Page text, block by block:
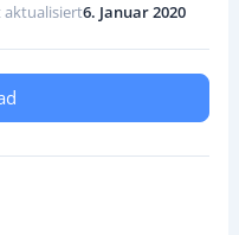
aktualisiert6. Januar 2020